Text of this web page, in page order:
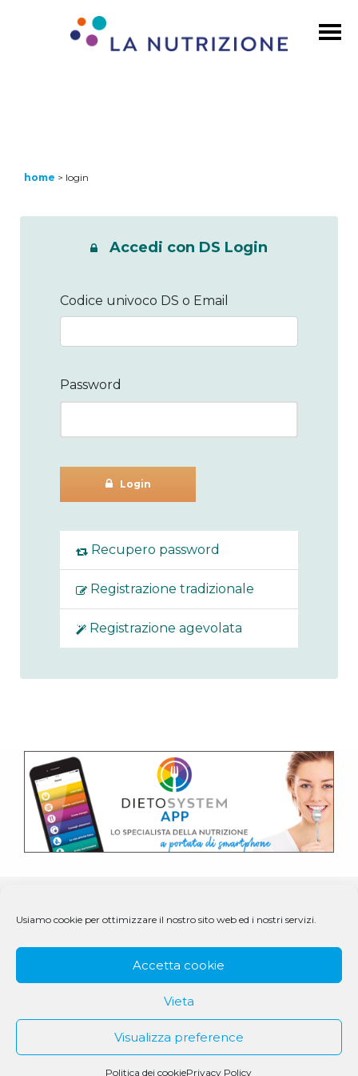
Usiamo cookie per ottimizzare il nostro sito web ed i nostri servizi.
Accetta cookie
Vieta
Visualizza preference
Politica dei cookiePrivacy Policy
home > login
Accedi con DS Login
Codice univoco DS o Email
Password
Login
Recupero password
Registrazione tradizionale
Registrazione agevolata
© 1979 - 2025 DS Medigroup S.r.l. a socio unico | CF/P.IVA
07979550154